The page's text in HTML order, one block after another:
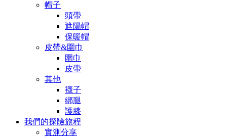
帽子
頭帶
遮陽帽
保暖帽
皮帶&圍巾
圍巾
皮帶
其他
襪子
綁腿
護膝
我們的探險旅程
實測分享